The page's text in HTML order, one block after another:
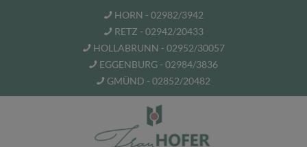
HORN - 02982/3942
RETZ - 02942/20433
HOLLABRUNN - 02952/30057
EGGENBURG - 02984/3836
GMÜND - 02852/20482